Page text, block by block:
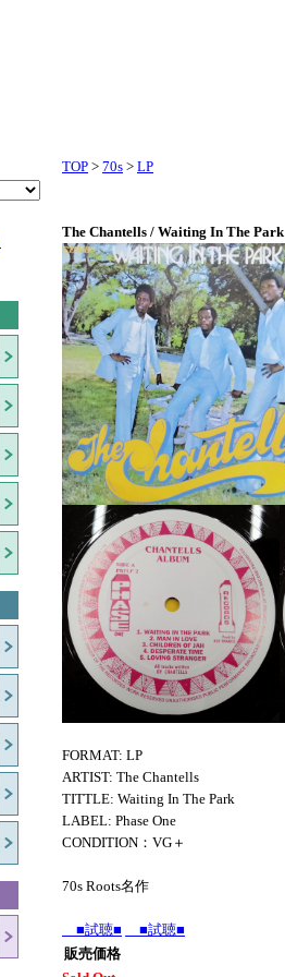
TOP > 70s > LP
The Chantells / Waiting In The Park
FORMAT: LP
ARTIST: The Chantells
TITTLE: Waiting In The Park
LABEL: Phase One
CONDITION：VG＋
70s Roots名作
■試聴■
■試聴■
販売価格